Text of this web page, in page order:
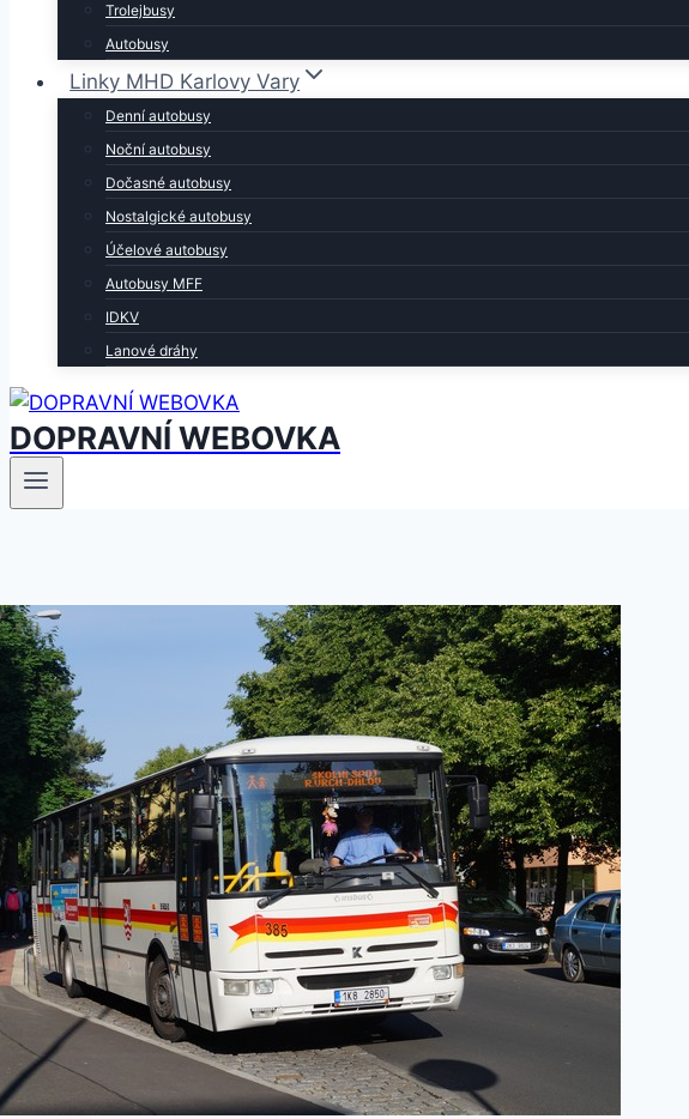
Trolejbusy
Autobusy
Linky MHD Karlovy Vary
Denní autobusy
Noční autobusy
Dočasné autobusy
Nostalgické autobusy
Účelové autobusy
Autobusy MFF
IDKV
Lanové dráhy
DOPRAVNÍ WEBOVKA